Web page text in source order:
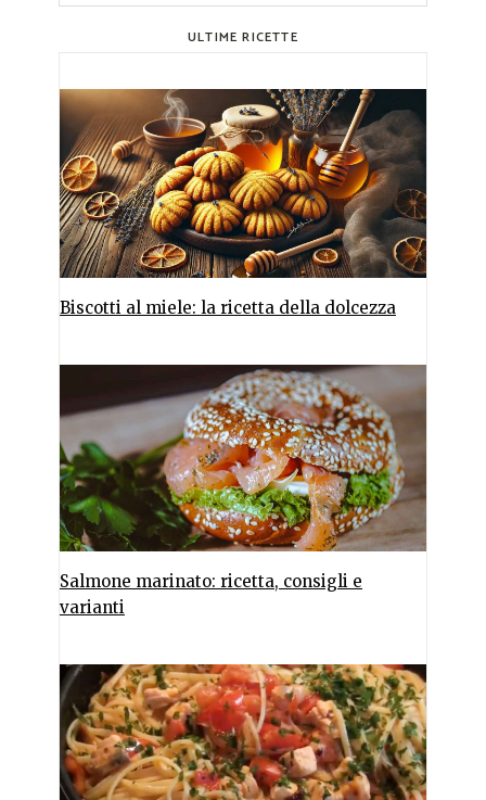
ULTIME RICETTE
Biscotti al miele: la ricetta della dolcezza
Salmone marinato: ricetta, consigli e
varianti